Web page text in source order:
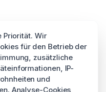
Priorität. Wir
für den Betrieb der
zusätzliche
IP-
und
Analyse-Cookies